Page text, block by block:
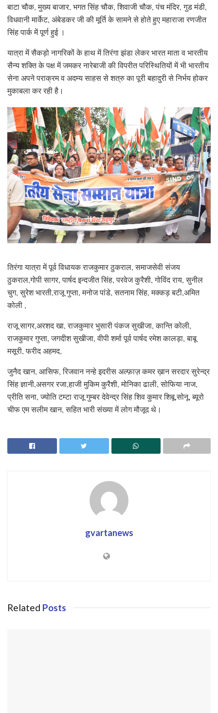
बाटा चौक, मुख्य बाजार, भगत सिंह चौक, शिवाजी चौक, पंच मंदिर, गुड मंडी,
विधवानी मार्केट, अंबेडकर जी की मूर्ति के सामने से होते हुए महाराजा रणजीत
सिंह पार्क में पूर्ण हुई ।
यात्रा में सैकड़ो नागरिकों के हाथ में तिरंगा झंडा लेकर भारत माता व भारतीय
सैन्य शक्ति के पक्ष में जमकर नारेबाजी की विपरीत परिस्थितियों में भी भारतीय
सेना अपने पराक्रम व अदम्य साहस से शत्रु का पूरी बहादुरी से निर्भय होकर
मुकाबला कर रही है।
तिरंगा यात्रा में पूर्व विधायक राजकुमार ठुकराल, समाजसेवी संजय
ठुकराल,गोपी सागर, पार्षद इन्दजीत सिंह, परवेज कुरैशी, गोविंद राय, सुनील
चुग, सुरेश भारती,राजू गुप्ता, मनोज पांडे, सतनाम सिंह, मक्कड़ बटी,अमित
कोली ,
राजू सागर,अरशद खा, राजकुमार भुसारी पंकज सुखीजा, कान्ति कोली,
राजकुमार गुप्ता, जगदीश सुखीजा, वीपी शर्मा पूर्व पार्षद रमेश कालड़ा, बाबू
मसूरी, फरीद अहमद,
जुनैद खान, आसिफ, रिजवान नन्हे इदरीस अल्फ़ाज़ कमर ख़ान सरदार सुरेन्द्र
सिंह ज्ञानी,असगर रजा,हाजी मुकिम कुरैशी, मोनिका ढाली, सोफिया नाज,
प्रीति सना, ज्योति टम्टा राजू गुम्बर देवेन्द्र सिंह शिव कुमार शिबू,सोनू, ब्यूरो
चीफ एम सलीम खान, सहित भारी संख्या में लोग मौजूद थे।
gvartanews
Related Posts